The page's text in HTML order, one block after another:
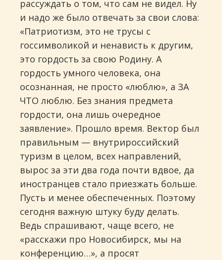
рассуждать о том, что сам не видел. Ну
и надо же было отвечать за свои слова:
«Патриотизм, это не трусы с
госсимволикой и ненависть к другим,
это гордость за свою Родину. А
гордость умного человека, она
осознанная, не просто «люблю», а ЗА
ЧТО люблю. Без знания предмета
гордости, она лишь очередное
заявление». Прошло время. Вектор был
правильным — внутрироссийский
туризм в целом, всех направлений,
вырос за эти два года почти вдвое, да
иностранцев стало приезжать больше.
Пусть и менее обеспеченных. Поэтому
сегодня важную штуку буду делать.
Ведь спрашивают, чаще всего, не
«расскажи про Новосибирск, мы на
конференцию…», а просят